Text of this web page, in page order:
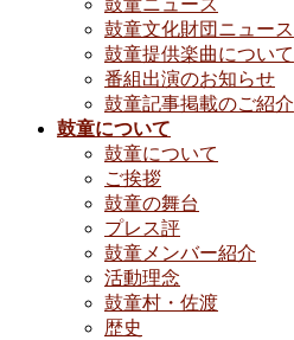
鼓童文化財団ニュース
鼓童提供楽曲について
番組出演のお知らせ
鼓童記事掲載のご紹介
鼓童について
鼓童について
ご挨拶
鼓童の舞台
プレス評
鼓童メンバー紹介
活動理念
鼓童村・佐渡
歴史